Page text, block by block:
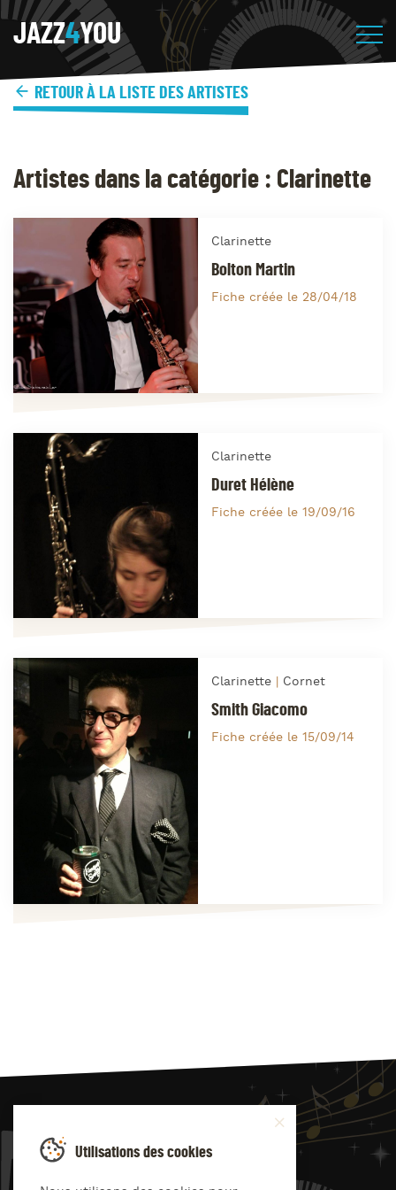
JAZZ4YOU
RETOUR À LA LISTE DES ARTISTES
Artistes dans la catégorie : Clarinette
Clarinette
Bolton Martin
Fiche créée le 28/04/18
Clarinette
Duret Hélène
Fiche créée le 19/09/16
Clarinette Cornet
Smith Giacomo
Fiche créée le 15/09/14
JAZZ4
Utilisations des cookies